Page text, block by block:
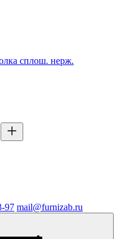
сплош. нерж.
97 mail@furnizab.ru